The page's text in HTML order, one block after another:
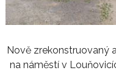
Nově zrekonstruovaný
na náměstí v